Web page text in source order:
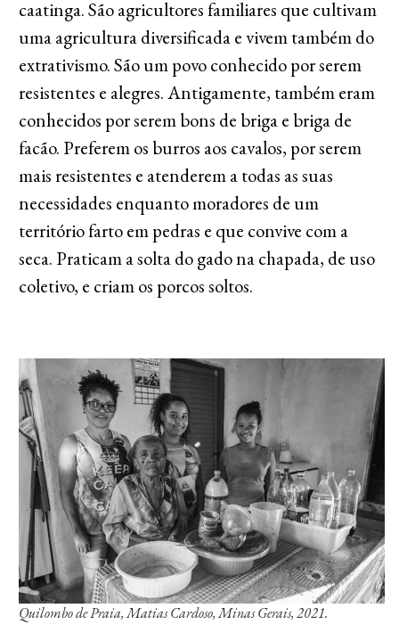
caatinga. São agricultores familiares que cultivam
uma agricultura diversificada e vivem também do
extrativismo. São um povo conhecido por serem
resistentes e alegres. Antigamente, também eram
conhecidos por serem bons de briga e briga de
facão. Preferem os burros aos cavalos, por serem
mais resistentes e atenderem a todas as suas
necessidades enquanto moradores de um
território farto em pedras e que convive com a
seca. Praticam a solta do gado na chapada, de uso
coletivo, e criam os porcos soltos.
Quilombo de Praia, Matias Cardoso, Minas Gerais, 2021.